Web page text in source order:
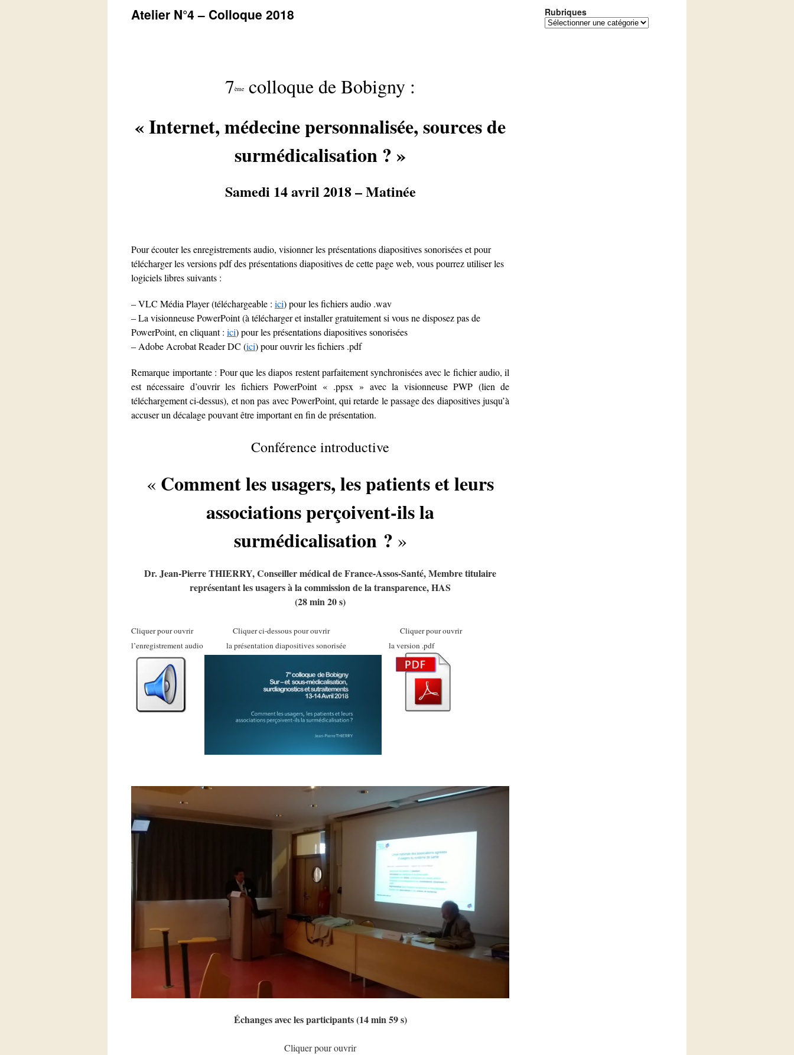
Atelier N°4 – Colloque 2018
7ème colloque de Bobigny :
« Internet, médecine personnalisée, sources de
surmédicalisation ? »
Samedi 14 avril 2018 – Matinée
Pour écouter les enregistrements audio, visionner les présentations diapositives sonorisées et pour
télécharger les versions pdf des présentations diapositives de cette page web, vous pourrez utiliser les
logiciels libres suivants :
– VLC Média Player (téléchargeable : ici) pour les fichiers audio .wav
– La visionneuse PowerPoint (à télécharger et installer gratuitement si vous ne disposez pas de
PowerPoint, en cliquant : ici) pour les présentations diapositives sonorisées
– Adobe Acrobat Reader DC (ici) pour ouvrir les fichiers .pdf
Remarque importante : Pour que les diapos restent parfaitement synchronisées avec le fichier audio, il
est nécessaire d’ouvrir les fichiers PowerPoint « .ppsx » avec la visionneuse PWP (lien de
téléchargement ci-dessus), et non pas avec PowerPoint, qui retarde le passage des diapositives jusqu’à
accuser un décalage pouvant être important en fin de présentation.
Conférence introductive
« Comment les usagers, les patients et leurs
associations perçoivent-ils la
surmédicalisation ? »
Dr. Jean-Pierre THIERRY, Conseiller médical de France-Assos-Santé, Membre titulaire
représentant les usagers à la commission de la transparence, HAS
(28 min 20 s)
Cliquer pour ouvrir Cliquer ci-dessous pour ouvrir Cliquer pour ouvrir
l’enregistrement audio la présentation diapositives sonorisée la version .pdf
Échanges avec les participants (14 min 59 s)
Cliquer pour ouvrir
Rubriques
Rubriques